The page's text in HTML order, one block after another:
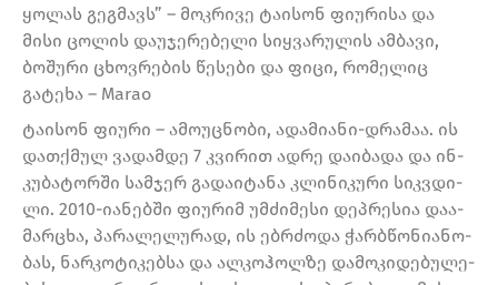
ყოლას გეგმავს” – მოკრივე ტაისონ ფიურისა და
მისი ცოლის დაუჯერებელი სიყვარულის ამბავი,
ბოშური ცხოვრების წესები და ფიცი, რომელიც
გატეხა – Marao
ტა­ი­სონ ფი­უ­რი – ამო­უც­ნო­ბი, ადა­მი­ა­ნი-დრა­მაა. ის
დათ­ქმულ ვა­დამ­დე 7 კვი­რით ადრე და­ი­ბა­და და ინ­
კუ­ბა­ტორ­ში სამ­ჯერ გა­და­ი­ტა­ნა კლი­ნი­კუ­რი სიკ­ვდი­
ლი. 2010-ია­ნებ­ში ფი­უ­რიმ უმ­ძი­მე­სი დეპ­რე­სია და­ა­
მარ­ცხა, პა­რა­ლე­ლუ­რად, ის ებ­რძო­და ჭარ­ბწო­ნი­ა­ნო­
ბას, ნარ­კო­ტი­კებ­სა და ალ­კოჰოლ­ზე და­მო­კი­დე­ბუ­ლე­